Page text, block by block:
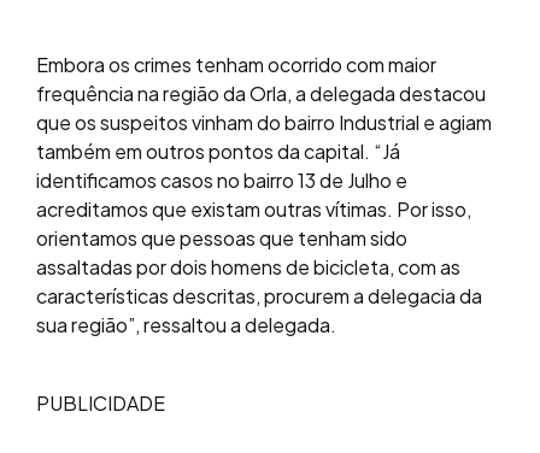
Embora os crimes tenham ocorrido com maior
frequência na região da Orla, a delegada destacou
que os suspeitos vinham do bairro Industrial e agiam
também em outros pontos da capital. “Já
identificamos casos no bairro 13 de Julho e
acreditamos que existam outras vítimas. Por isso,
orientamos que pessoas que tenham sido
assaltadas por dois homens de bicicleta, com as
características descritas, procurem a delegacia da
sua região”, ressaltou a delegada.
PUBLICIDADE